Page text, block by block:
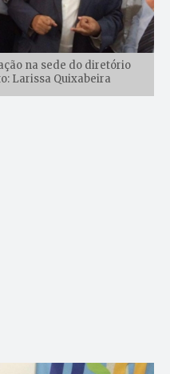
na sede do diretório
Larissa Quixabeira